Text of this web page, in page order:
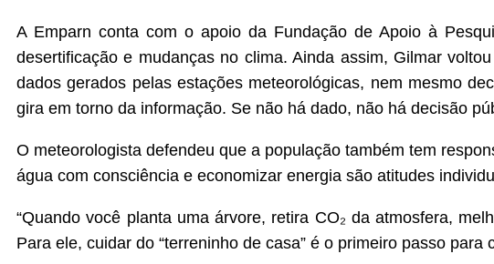
A Emparn conta com o apoio da Fundação de Apoio à
desertificação e mudanças no clima. Ainda assim, Gilmar
dados gerados pelas estações meteorológicas, nem mesmo
gira em torno da informação. Se não há dado, não há decisão
O meteorologista defendeu que a população também tem
água com consciência e economizar energia são atitudes
“Quando você planta uma árvore, retira CO₂ da atmosfera,
Para ele, cuidar do “terreninho de casa” é o primeiro passo